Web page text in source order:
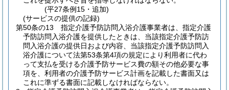
(平27条例15・追加)
(サービスの提供の記録)
第50条の13
指定介護予防訪問入浴介護事業者は、指定介護
予防訪問入浴介護を提供したときは、当該指定介護予防訪
問入浴介護の提供日および内容、当該指定介護予防訪問入
浴介護について法第53条第4項の規定により利用者に代わ
って支払を受ける介護予防サービス費の額その他必要な事
項を、利用者の介護予防サービス計画を記載した書面又は
これに準ずる書面に記載しなければならない。